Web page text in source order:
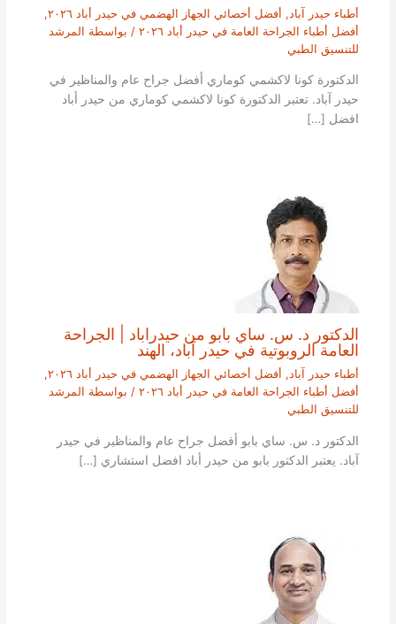
أطباء حيدر آباد , أفضل أخصائي الجهاز الهضمي في حيدر أباد ٢٠٢٦
,
أفضل أطباء الجراحة العامة في حيدر أباد ٢٠٢٦
/ بواسطة المرشد
للتنسيق الطبي
الدكتورة كونا لاكشمي كوماري أفضل جراح عام والمناظير في
حيدر آباد. تعتبر الدكتورة كونا لاكشمي كوماري من حيدر أباد
افضل […]
الدكتور د. س. ساي بابو من حيدراباد | الجراحة
العامة الروبوتية في حيدر آباد، الهند
أطباء حيدر آباد , أفضل أخصائي الجهاز الهضمي في حيدر أباد ٢٠٢٦
,
أفضل أطباء الجراحة العامة في حيدر أباد ٢٠٢٦
/ بواسطة المرشد
للتنسيق الطبي
الدكتور د. س. ساي بابو أفضل جراح عام والمناظير في حيدر
آباد. يعتبر الدكتور بابو من حيدر أباد افضل استشاري […]